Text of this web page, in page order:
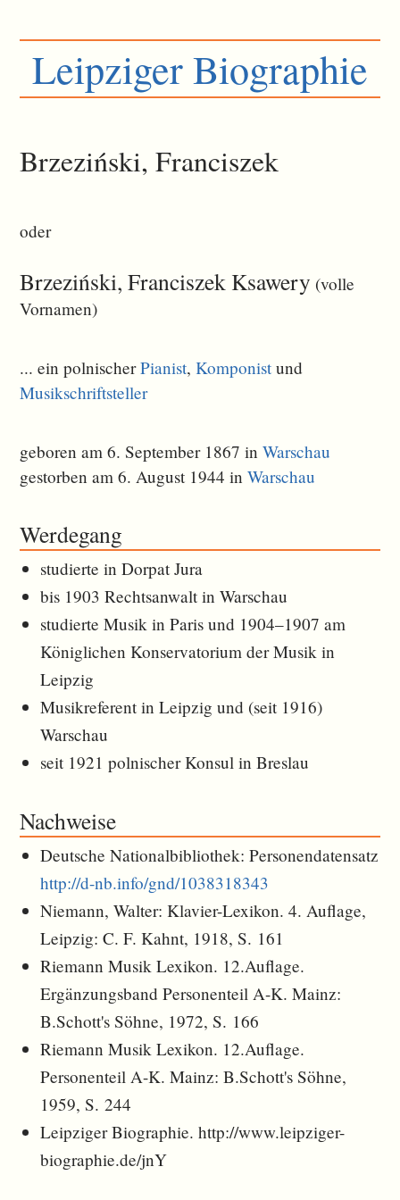
Leipziger Biographie
Brzeziński, Franciszek
oder
Brzeziński, Franciszek Ksawery (volle
Vornamen)
... ein polnischerPianist,Komponist und
Musikschriftsteller
geboren am 6. September 1867 inWarschau
gestorben am 6. August 1944 inWarschau
Werdegang
studierte in Dorpat Jura
bis 1903 Rechtsanwalt in Warschau
studierte Musik in Paris und 1904–1907 am
Königlichen Konservatorium der Musik in
Leipzig
Musikreferent in Leipzig und (seit 1916)
Warschau
seit 1921 polnischer Konsul in Breslau
Nachweise
Deutsche Nationalbibliothek: Personendatensatz
http://d-nb.info/gnd/1038318343
Niemann, Walter: Klavier-Lexikon. 4. Auflage,
Leipzig: C. F. Kahnt, 1918, S. 161
Riemann Musik Lexikon. 12.Auflage.
Ergänzungsband Personenteil A-K. Mainz:
B.Schott's Söhne, 1972, S. 166
Riemann Musik Lexikon. 12.Auflage.
Personenteil A-K. Mainz: B.Schott's Söhne,
1959, S. 244
Leipziger Biographie. http://www.leipziger-
biographie.de/jnY